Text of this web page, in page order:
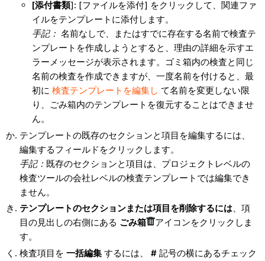
[添付書類]: [ファイルを添付] をクリックして、関連ファ
イルをテンプレートに添付します。
手記： 名前なしで、またはすでに存在する名前で検査テ
ンプレートを作成しようとすると、理由の詳細を示すエ
ラーメッセージが表示されます。ゴミ箱内の検査と同じ
名前の検査を作成できますが、一度名前を付けると、最
初に 検査テンプレートを編集し て名前を変更しない限
り、ごみ箱内のテンプレートを復元することはできませ
ん。
テンプレートの既存のセクションと項目を編集するには、
編集するフィールドをクリックします。
手記： 既存のセクションと項目は、プロジェクトレベルの
検査ツールの会社レベルの検査テンプレートでは編集でき
ません。
テンプレートのセクションまたは項目を削除するには、項
目の見出しの右側にある ごみ箱
アイコンをクリックしま
す。
検査項目を 一括編集するには、 #記号の横にあるチェック